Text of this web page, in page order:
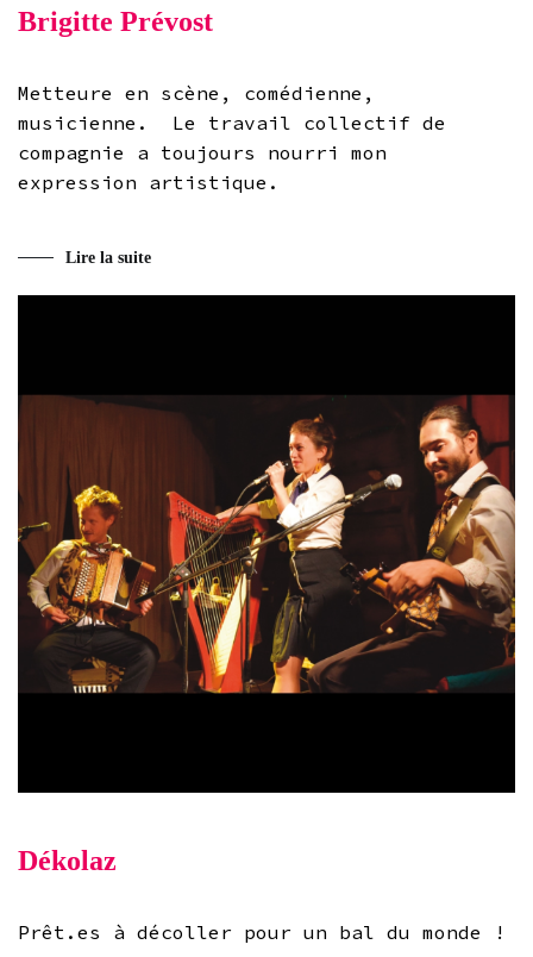
Brigitte Prévost
Metteure en scène, comédienne,
musicienne. Le travail collectif de
compagnie a toujours nourri mon
expression artistique.
Lire la suite
Dékolaz
Prêt.es à décoller pour un bal du monde !